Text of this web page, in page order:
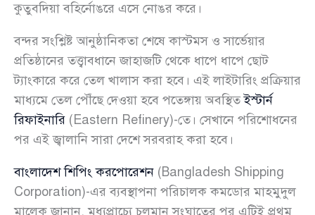
কুতুবদিয়া বহির্নোঙরে এসে নোঙর করে।
বন্দর সংশ্লিষ্ট আনুষ্ঠানিকতা শেষে কাস্টমস ও সার্ভেয়ার
প্রতিষ্ঠানের তত্ত্বাবধানে জাহাজটি থেকে ধাপে ধাপে ছোট
ট্যাংকারে করে তেল খালাস করা হবে। এই লাইটারিং প্রক্রিয়ার
মাধ্যমে তেল পৌঁছে দেওয়া হবে পতেঙ্গায় অবস্থিতইস্টার্ন
রিফাইনারি (Eastern Refinery)-তে। সেখানে পরিশোধনের
পর এই জ্বালানি সারা দেশে সরবরাহ করা হবে।
বাংলাদেশ শিপিং করপোরেশন (Bangladesh Shipping
Corporation)-এর ব্যবস্থাপনা পরিচালক কমডোর মাহমুদুল
মালেক জানান, মধ্যপ্রাচ্যে চলমান সংঘাতের পর এটিই প্রথম